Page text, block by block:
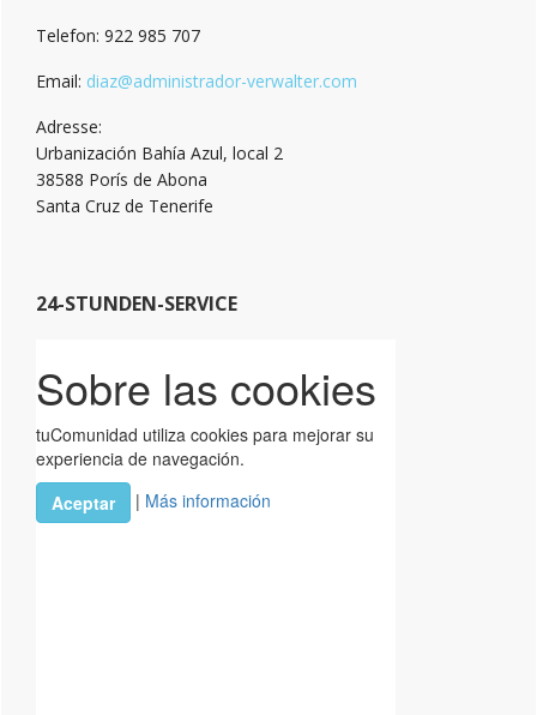
Sidebar
Telefon: 922 985 707
Email: diaz@administrador-verwalter.com
Adresse:
Urbanización Bahía Azul, local 2
38588 Porís de Abona
Santa Cruz de Tenerife
24-STUNDEN-SERVICE